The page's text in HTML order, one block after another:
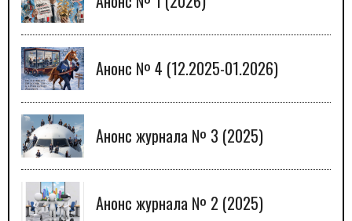
Анонс № 4 (12.2025-01.2026)
Анонс журнала № 3 (2025)
Анонс журнала № 2 (2025)